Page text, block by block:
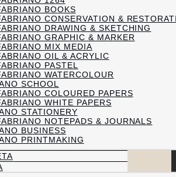
BOOKS
CONSERVATION &
DRAWING & SKETCHING
GRAPHIC & MARKER
MIX MEDIA
OIL & ACRYLIC
PASTEL
WATERCOLOUR
SCHOOL
COLOURED PAPERS
WHITE PAPERS
STATIONERY
NOTEPADS & JOURNALS
BUSINESS
PRINTMAKING